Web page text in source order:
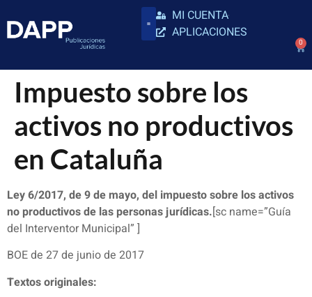
MI CUENTA
APLICACIONES
0
Impuesto sobre los
activos no productivos
en Cataluña
Ley 6/2017, de 9 de mayo, del impuesto sobre los activos
no productivos de las personas jurídicas.[sc name=”Guía
del Interventor Municipal” ]
BOE de 27 de junio de 2017
Textos originales: